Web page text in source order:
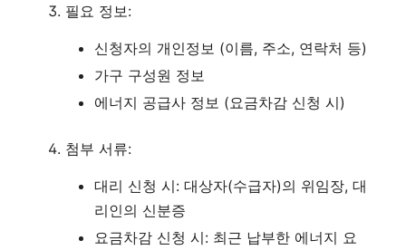
필요 정보:
신청자의 개인정보 (이름, 주소, 연락처 등)
가구 구성원 정보
에너지 공급사 정보 (요금차감 신청 시)
첨부 서류:
대리 신청 시: 대상자(수급자)의 위임장, 대
리인의 신분증
요금차감 신청 시: 최근 납부한 에너지 요